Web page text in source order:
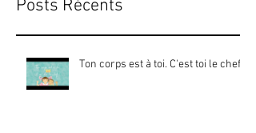
Posts Récents
Ton corps est à toi. C'est toi le chef !